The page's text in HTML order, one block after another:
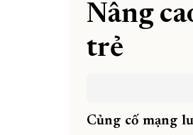
Nâng
trẻ
Củng cố mạng